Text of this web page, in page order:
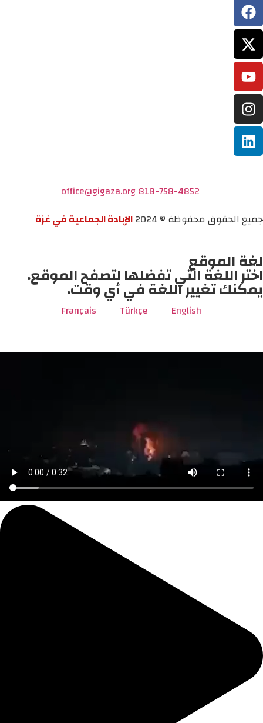
818-758-4852
office@gigaza.org
جميع الحقوق محفوظة © 2024
الإبادة الجماعية في غزة
لغة الموقع
اختر اللغة التي تفضلها لتصفح الموقع.
يمكنك تغيير اللغة في أي وقت.
English
Türkçe
Français